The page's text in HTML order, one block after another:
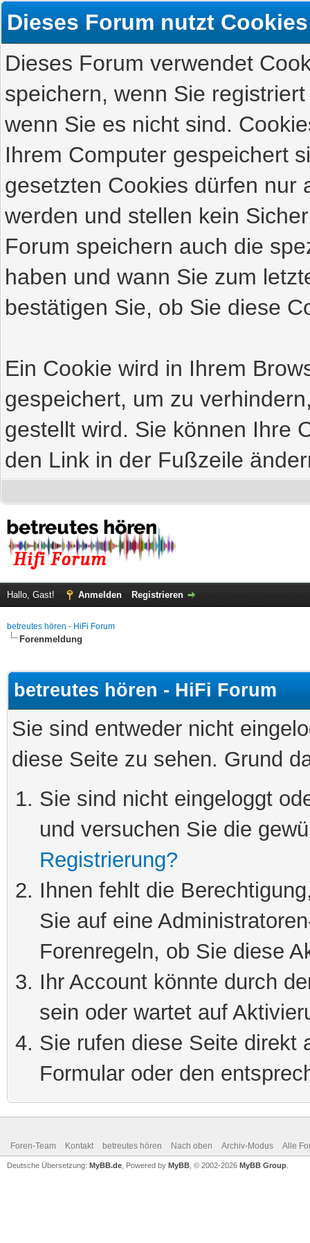
Dieses Forum nutzt Cookies
Dieses Forum verwendet
speichern, wenn Sie
wenn Sie es nicht sind.
Ihrem Computer gespeichert
gesetzten Cookies dürfen nur
werden und stellen kein
Forum speichern auch die
haben und wann Sie zum
bestätigen Sie, ob Sie diese
Ein Cookie wird in Ihrem
gespeichert, um zu
gestellt wird. Sie können Ihre
den Link in der Fußzeile
Hallo, Gast! Anmelden Registrieren
betreutes hören - HiFi Forum
Forenmeldung
betreutes hören - HiFi Forum
Sie sind entweder nicht
diese Seite zu sehen. Grund
Sie sind nicht eingeloggt
und versuchen Sie die
Registrierung?
Ihnen fehlt die
Sie auf eine
Forenregeln, ob Sie diese
Ihr Account könnte durch
sein oder wartet auf
Sie rufen diese Seite direkt
Formular oder den
Foren-Team Kontakt betreutes hören Nach oben Archiv-Modus Alle
Deutsche Übersetzung: MyBB.de , Powered by MyBB , © 2002-2026 MyBB Group